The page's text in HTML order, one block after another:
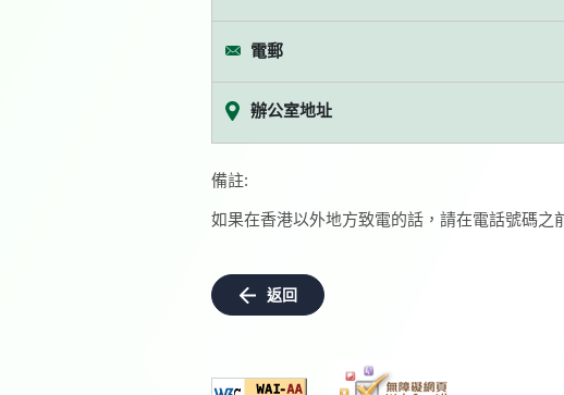
電郵
辦公室地址
備註:
如果在香港以外地方致電的話，請在電話號碼之
返回